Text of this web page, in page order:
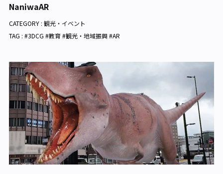
NaniwaAR
CATEGORY : 観光・イベント
TAG : #3DCG #教育 #観光・地域振興 #AR